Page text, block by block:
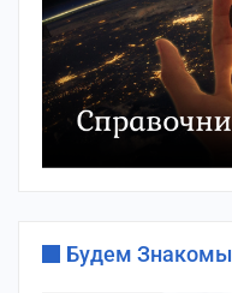
Будем Знакомы